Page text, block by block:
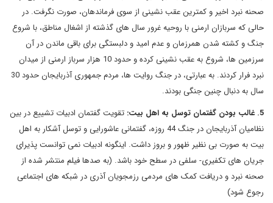
صحنه نبرد اخیر و کمترین عقب نشینی از سوی فرماندهان، صورت نگرفت. در
حالی که سربازان ارمنی با روحیه غرور سال های گذشته از اشغال مناطق، با شروع
جنگ و کشته شدن همرزمان و عدم امید و دلبستگی برای باقی ماندن در آن
سرزمین ها، شروع به عقب نشینی کرده و حدود 10 هزار سرباز ارمنی از میدان
نبرد فرار کردند. به عبارتی، در جنگ روایت ها، مردم جمهوری آذربایجان حدود 30
سال به دنبال چنین جنگی بودند.
5. غالب بودن گفتمان توسل به اهل بیت:
تقویت گفتمان ادبیات تشییع در بین
نظامیان آذربایجان در جنگ 44 روزه، گفتمانی عاشورایی و توسل آشکار به اهل
بیت به صورت بی نظیر ظهور و بروز داشت. اینگونه ادبیات نمی توانست پذیرای
جریان های تکفیری- سلفی در سطح خود باشد. (به صدها فیلم منتشر شده از
صحنه نبرد و دریافت کمک های مردمی رزمجویان آذری در شبکه های اجتماعی
رجوع شود)